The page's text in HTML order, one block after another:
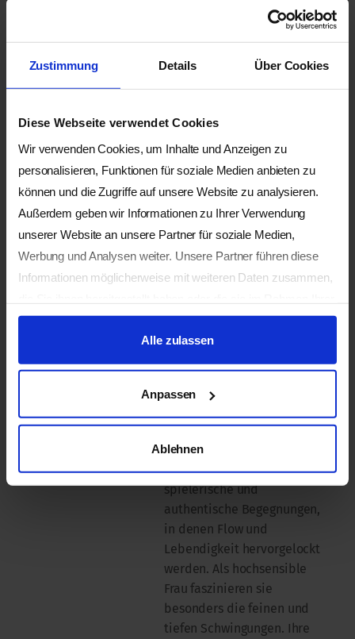
Zustimmung Details Über Cookies
Diese Webseite verwendet Cookies
Wir verwenden Cookies, um Inhalte und Anzeigen zu
personalisieren, Funktionen für soziale Medien anbieten zu
können und die Zugriffe auf unsere Website zu analysieren.
Außerdem geben wir Informationen zu Ihrer Verwendung
unserer Website an unsere Partner für soziale Medien,
Werbung und Analysen weiter. Unsere Partner führen diese
Informationen möglicherweise mit weiteren Daten zusammen,
Nutzung der Dienste gesammelt haben.
Alle zulassen
Anpassen
Ablehnen
(ohne Intensivwoche)
Anrechnung der Weiterbildung
77 Stunden Weiterbildung, EMR/ASCA
konform
Kursleitung
Gestalttherapeutin (DVG),
Autorin, Künstlerin,
Psychotherapie sowie
Leiterin des Flow-Instituts
Freiburg. Sie liebt tiefe,
spielerische und
authentische Begegnungen,
in denen Flow und
Lebendigkeit hervorgelockt
werden. Als hochsensible
Frau faszinieren sie
besonders die feinen und
tiefen Schwingungen. Ihre